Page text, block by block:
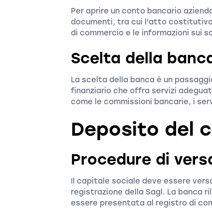
Per aprire un conto bancario
documenti, tra cui l'atto
di commercio e le informazioni sui
Scelta della
La scelta della banca è un
finanziario che offra servizi
come le commissioni bancarie, i
Deposito del
Procedure di
Il capitale sociale deve essere
registrazione della Sagl. La banca
essere presentata al registro di